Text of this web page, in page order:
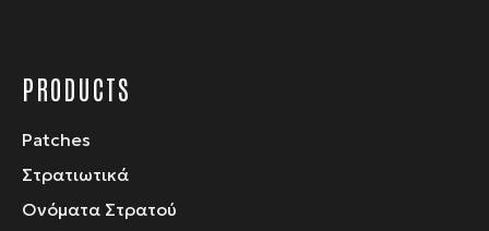
PRODUCTS
Patches
Στρατιωτικά
Ονόματα Στρατού